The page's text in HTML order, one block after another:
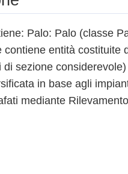
Palo: Palo (classe
contiene entità costituite
di sezione
in base agli
mediante